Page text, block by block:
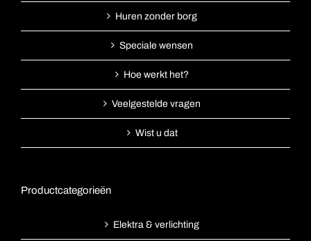
Huren zonder borg
Speciale wensen
Hoe werkt het?
Veelgestelde vragen
Wist u dat
Productcategorieën
Elektra & verlichting